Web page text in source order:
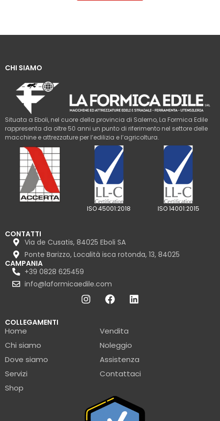
CHI SIAMO
Situata a Eboli, nel cuore della provincia di Salerno, La Formica Edile
rappresenta da oltre 50 anni un punto di riferimento nel settore delle
macchine e attrezzature per l’edilizia e l’agricoltura.
ISO 45001:2018 ISO 14001:2015
CONTATTI
Via de Cusatis, 84025 Eboli SA
Ponte Barizzo, Località isca rotonda, 13, 84025
CAMPANIA
+39 0828 625459
info@laformicaedile.com
COLLEGAMENTI
Home
Chi siamo
Dove siamo
Servizi
Shop
Vendita
Noleggio
Assistenza
Contattaci